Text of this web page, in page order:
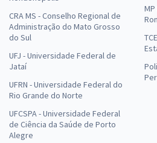
CRA MS - Conselho Regional de
Administração do Mato Grosso
do Sul
UFJ - Universidade Federal de
Jataí
UFRN - Universidade Federal do
Rio Grande do Norte
UFCSPA - Universidade Federal
de Ciência da Saúde de Porto
Alegre